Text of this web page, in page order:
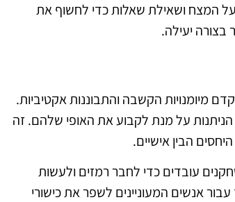
המצח ושאילת שאלות כדי לחשוף את
יעילה.
מיומנויות הקשבה והתבוננות אקטיביות.
על מנת לקבוע את האופי שלהם. זה
הבין אישיים.
עובדים כדי לחבר רמזים ולעשות
אנשים המעוניינים לשפר את כישורי